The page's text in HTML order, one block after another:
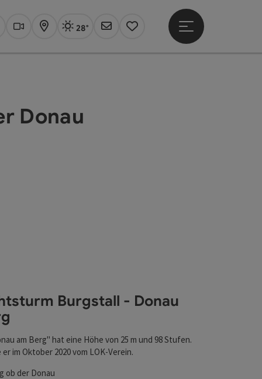
Webcams
KarteAktuelles Wetter Linz, sonnig
28°
Newsletter
Merkzettel
Hauptmenü öffnen
Donau
Burgstall - Donau
am Berg" hat eine Höhe von 25 m und 98 Stufen.
im Oktober 2020 vom LOK-Verein.
ob der Donau